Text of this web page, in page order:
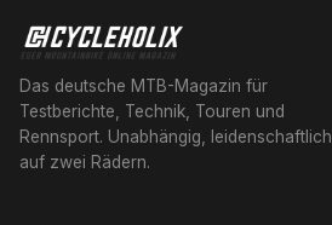
Das deutsche MTB-Magazin für
Testberichte, Technik, Touren und
Rennsport. Unabhängig, leidenschaftlich,
auf zwei Rädern.